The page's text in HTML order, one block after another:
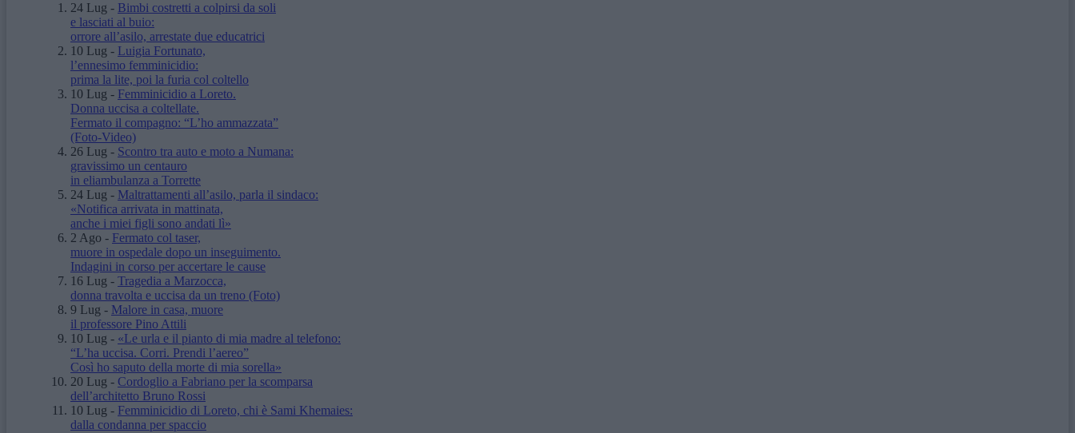
24 Lug - Bimbi costretti a colpirsi da soli
e lasciati al buio:
orrore all’asilo, arrestate due educatrici
10 Lug - Luigia Fortunato,
l’ennesimo femminicidio:
prima la lite, poi la furia col coltello
10 Lug - Femminicidio a Loreto.
Donna uccisa a coltellate.
Fermato il compagno: “L’ho ammazzata”
(Foto-Video)
26 Lug - Scontro tra auto e moto a Numana:
gravissimo un centauro
in eliambulanza a Torrette
24 Lug - Maltrattamenti all’asilo, parla il sindaco:
«Notifica arrivata in mattinata,
anche i miei figli sono andati lì»
2 Ago - Fermato col taser,
muore in ospedale dopo un inseguimento.
Indagini in corso per accertare le cause
16 Lug - Tragedia a Marzocca,
donna travolta e uccisa da un treno (Foto)
9 Lug - Malore in casa, muore
il professore Pino Attili
10 Lug - «Le urla e il pianto di mia madre al telefono:
“L’ha uccisa. Corri. Prendi l’aereo”
Così ho saputo della morte di mia sorella»
20 Lug - Cordoglio a Fabriano per la scomparsa
dell’architetto Bruno Rossi
10 Lug - Femminicidio di Loreto, chi è Sami Khemaies:
dalla condanna per spaccio